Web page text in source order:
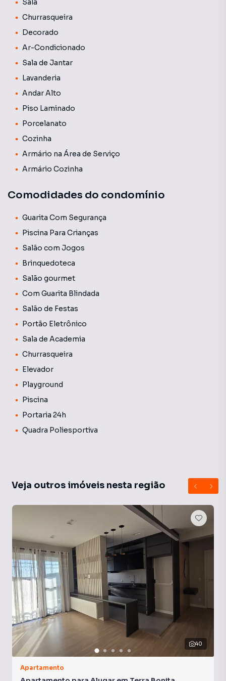
edifício. As tarifas de água e gás não estão incluídas nessa
média e geralmente são cobradas juntamente com o
boleto do condomínio.
Sala
Churrasqueira
Decorado
Ar-Condicionado
Sala de Jantar
Lavanderia
Andar Alto
Piso Laminado
Porcelanato
Cozinha
Armário na Área de Serviço
Armário Cozinha
Comodidades do condomínio
Guarita Com Segurança
Piscina Para Crianças
Salão com Jogos
Brinquedoteca
Salão gourmet
Com Guarita Blindada
Salão de Festas
Portão Eletrônico
Sala de Academia
Churrasqueira
Elevador
Playground
Piscina
Portaria 24h
Quadra Poliesportiva
Veja outros imóveis nesta região
40
Apartamento